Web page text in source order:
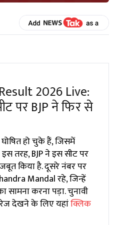
2026 Live:
पर BJP ने फिर से
घोषित हो चुके हैं, जिसमें
तरह, BJP ने इस सीट पर
किया है. दूसरे नंबर पर
Mandal रहे, जिन्हें
करना पड़ा. चुनावी
देखने के लिए यहांक्लिक